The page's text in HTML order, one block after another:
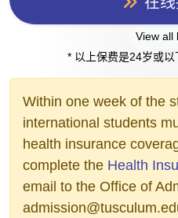
View all
* 以上保费是24岁或以
Within one week of the
international students
health insurance
complete the Health
email to the Office of